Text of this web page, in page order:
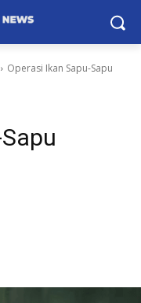
Operasi Ikan Sapu-Sapu